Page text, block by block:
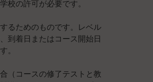
校の許可が必要です。
るためのものです。レベル
到着日またはコース開始日
。
（コースの修了テストと教